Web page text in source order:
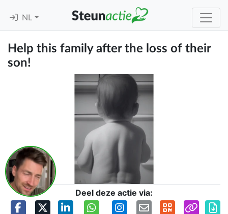
NL
Help this family after the loss of their
son!
Deel deze actie via: